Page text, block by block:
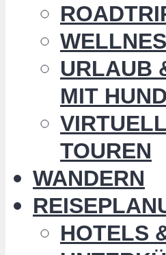
URLAUB
MIT HUND
TOUREN
WANDERN
HOTELS